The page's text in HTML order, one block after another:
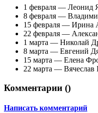
1 февраля — Леонид
8 февраля —
15 февраля — Ирина
22 февраля —
1 марта — Николай
8 марта — Евгений
15 марта — Елена
22 марта — Вячеслав
Комментарии ()
Написать комментарий